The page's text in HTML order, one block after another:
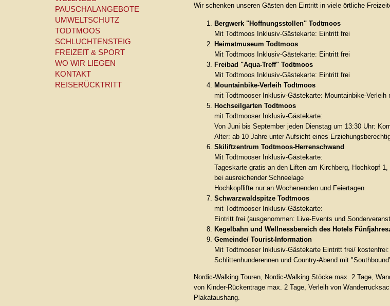
PAUSCHALANGEBOTE
UMWELTSCHUTZ
TODTMOOS
SCHLUCHTENSTEIG
FREIZEIT & SPORT
WO WIR LIEGEN
KONTAKT
REISERÜCKTRITT
Wir schenken unseren Gästen den Eintritt in viele örtliche
Bergwerk "Hoffnungsstollen" Todtmoos
Mit Todtmoos Inklusiv-Gästekarte: Eintritt frei
Heimatmuseum Todtmoos
Mit Todtmoos Inklusiv-Gästekarte: Eintritt frei
Freibad "Aqua-Treff" Todtmoos
Mit Todtmoos Inklusiv-Gästekarte: Eintritt frei
Mountainbike-Verleih Todtmoos
mit Todtmooser Inklusiv-Gästekarte: Mountainbike-Verleih
Hochseilgarten Todtmoos
mit Todtmooser Inklusiv-Gästekarte:
Von Juni bis September jeden Dienstag um 13:30 Uhr:
Alter: ab 10 Jahre unter Aufsicht eines
Skiliftzentrum Todtmoos-Herrenschwand
Mit Todtmooser Inklusiv-Gästekarte:
Tageskarte gratis an den Liften am Kirchberg, Hochkopf
bei ausreichender Schneelage
Hochkopflifte nur an Wochenenden und Feiertagen
Schwarzwaldspitze Todtmoos
mit Todtmooser Inklusiv-Gästekarte:
Eintritt frei (ausgenommen: Live-Events und
Kegelbahn und Wellnessbereich des Hotels
Gemeinde/ Tourist-Information
Mit Todtmooser Inklusiv-Gästekarte Eintritt frei/ kostenfrei:
Schlittenhunderennen und Country-Abend mit
Nordic-Walking Touren, Nordic-Walking Stöcke max. 2 Tage,
von Kinder-Rückentrage max. 2 Tage, Verleih von
Plakataushang.